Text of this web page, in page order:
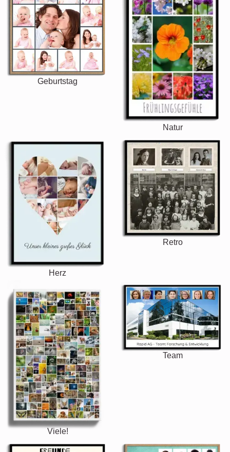
Geburtstag
Natur
Herz
Retro
Viele!
Team